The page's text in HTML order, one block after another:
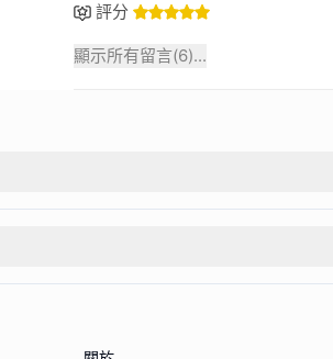
評分
顯示所有留言(6)...